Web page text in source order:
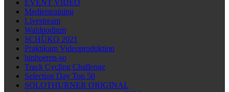
EVENT VIDEO
Medientraining
Livestream
Wahlpodium
SCHÜKO 2021
Praktikum Videoproduktion
hinhoeren-so
Track Cycling Challenge
Selection Day Top 50
SOLOTHURNER ORIGINAL